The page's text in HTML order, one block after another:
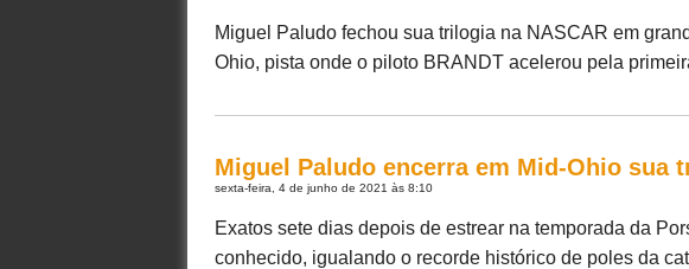
Miguel Paludo fechou sua trilogia na NASCAR em
Ohio, pista onde o piloto BRANDT acelerou pela
Miguel Paludo encerra em Mid-Ohio sua
sexta-feira, 4 de junho de 2021 às 8:10
Exatos sete dias depois de estrear na temporada da
conhecido, igualando o recorde histórico de poles da